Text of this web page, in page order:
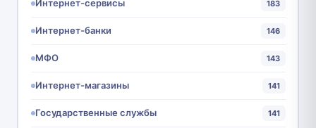
Интернет-сервисы 183
Интернет-банки 146
МФО 143
Интернет-магазины 141
Государственные службы 141